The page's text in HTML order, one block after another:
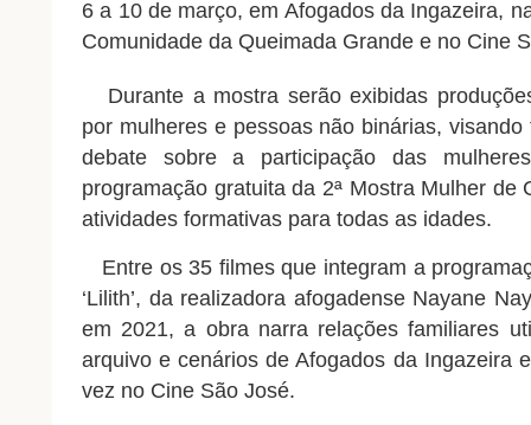
6 a 10 de março, em Afogados da Ingazeira,
Comunidade da Queimada Grande e no Cine
Durante a mostra serão exibidas
por mulheres e pessoas não binárias,
debate sobre a participação das
programação gratuita da 2ª Mostra Mulher de
atividades formativas para todas as idades.
Entre os 35 filmes que integram a
‘Lilith’, da realizadora afogadense Nayane
em 2021, a obra narra relações familiares
arquivo e cenários de Afogados da Ingazeira
vez no Cine São José.